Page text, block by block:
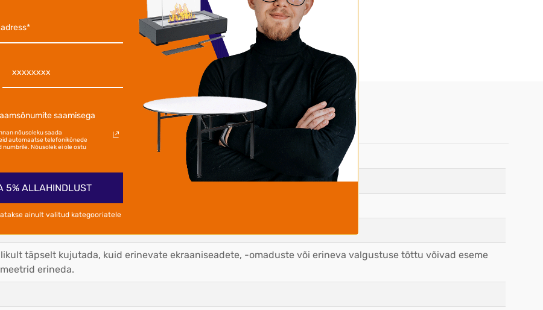
vastupidav
täpselt kujutada, kuid erinevate ekraaniseadete, -omaduste või erineva valgustuse tõttu võivad eseme
erineda.
saamisega
nõusoleku saada
automaatse telefonikõnede
Nõusolek ei ole ostu
5% ALLAHINDLUST
ainult valitud kategooriatele